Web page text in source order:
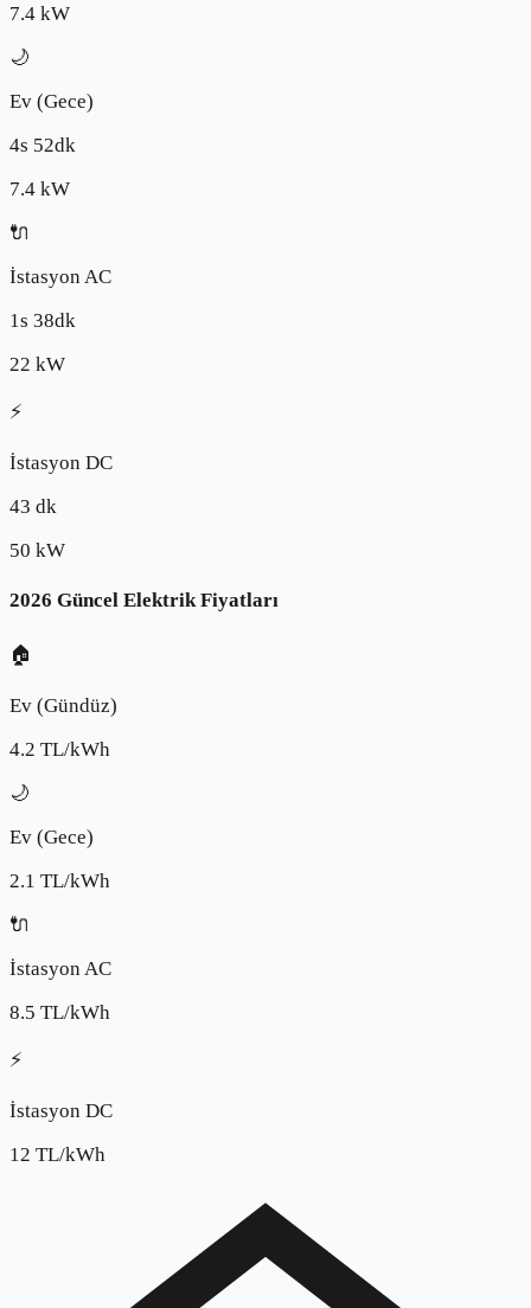
7.4 kW
🌙
Ev (Gece)
4s 52dk
7.4 kW
🔌
İstasyon AC
1s 38dk
22 kW
⚡
İstasyon DC
43 dk
50 kW
2026 Güncel Elektrik Fiyatları
🏠
Ev (Gündüz)
4.2 TL/kWh
🌙
Ev (Gece)
2.1 TL/kWh
🔌
İstasyon AC
8.5 TL/kWh
⚡
İstasyon DC
12 TL/kWh